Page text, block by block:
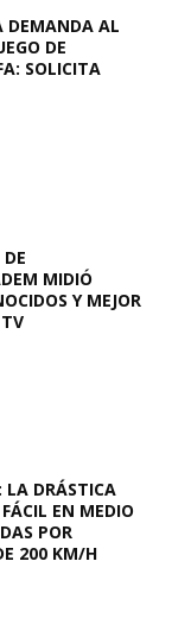
DEMANDA AL
DE
SOLICITA
MIDIÓ
Y MEJOR
LA DRÁSTICA
EN MEDIO
POR
200 KM/H